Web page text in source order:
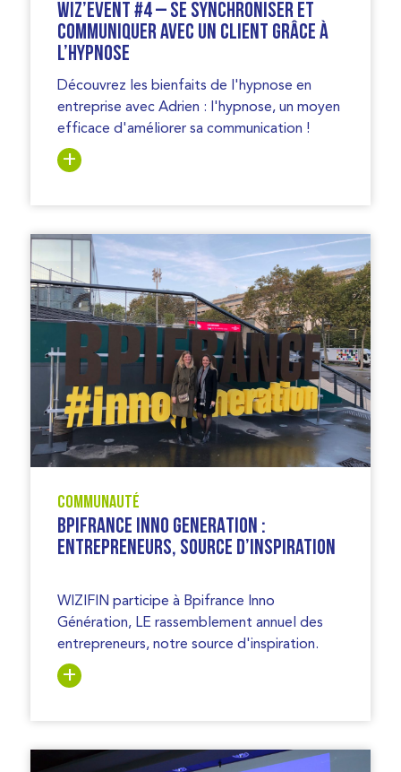
Wiz’Event #4 – Se synchroniser et
Communiquer avec un client grâce à
l’hypnose
Découvrez les bienfaits de l'hypnose en
entreprise avec Adrien : l'hypnose, un moyen
efficace d'améliorer sa communication !
Communauté
BPIFRANCE INNO GENERATION :
Entrepreneurs, source d’inspiration
WIZIFIN participe à Bpifrance Inno
Génération, LE rassemblement annuel des
entrepreneurs, notre source d'inspiration.